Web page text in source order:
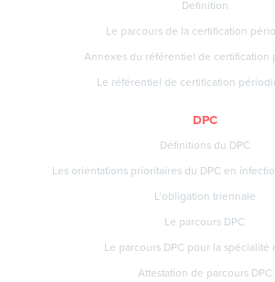
Définition
Le parcours de la certification
Annexes du référentiel de certification
Le référentiel de certification
DPC
Définitions du DPC
Les orientations prioritaires du DPC en
L’obligation triennale
Le parcours DPC
Le parcours DPC pour la spécialité
Attestation de parcours DPC